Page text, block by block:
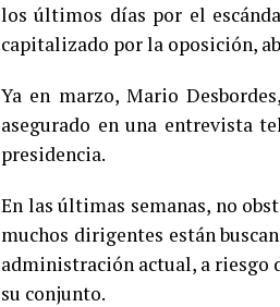
los últimos días por el
capitalizado por la oposición,
Ya en marzo, Mario
asegurado en una entrevista
presidencia.
En las últimas semanas, no
muchos dirigentes están
administración actual, a riesgo
su conjunto.